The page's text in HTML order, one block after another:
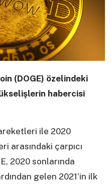
(DOGE) özelindeki
habercisi
ile 2020
arasındaki çarpıcı
2020 sonlarında
gelen 2021‘in ilk